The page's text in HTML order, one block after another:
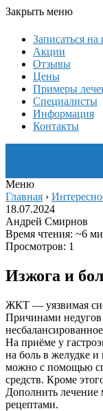
Закрыть меню
Записаться
Акции
Отзывы
Цены
Примеры
Специалисты
Информация
Контакты
Меню
Главная ›
18.07.2024
Андрей Смирнов
Время чтения: ~6
Просмотров: 1
Изжога и
ЖКТ — уязвимая
Причинами недугов
На приёме у
на боль в желудке и
можно с помощью
средств. Кроме
Дополнить
рецептами.